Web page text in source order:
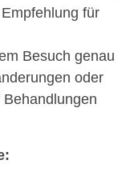
für
Besuch genau
oder